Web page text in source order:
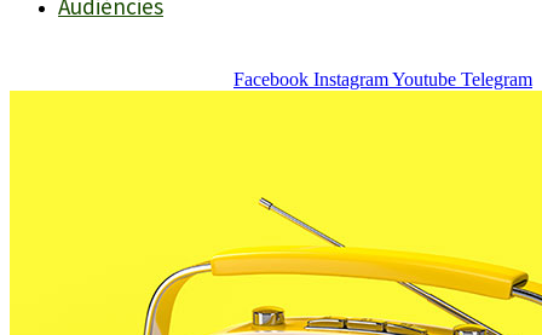
Audiències
Facebook InstagramYoutube Telegram